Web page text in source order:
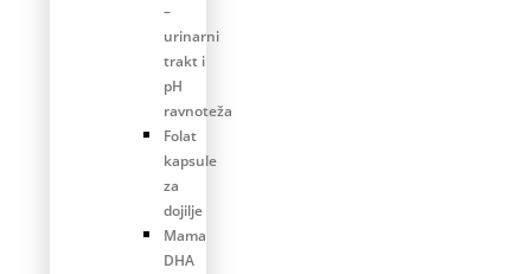
–
urinarni
trakt i
pH
ravnoteža
Folat
kapsule
za
dojilje
Mama
DHA